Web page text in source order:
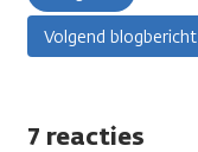
Volgend blogbericht
7 reacties